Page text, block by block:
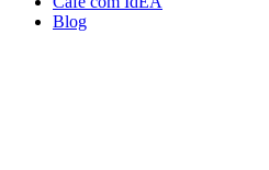
Blog